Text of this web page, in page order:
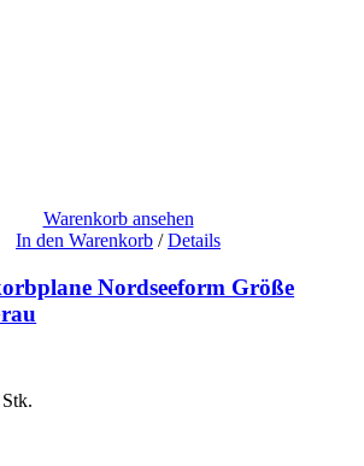
Warenkorb ansehen
In den Warenkorb / Details
Nordseeform Größe
Stk.